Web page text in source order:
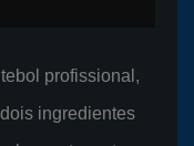
profissional,
ingredientes